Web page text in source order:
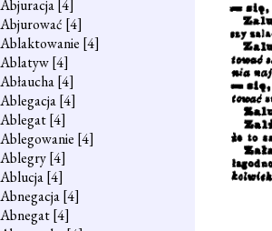
Abjuracja[4]
Abjurować [4]
Ablaktowanie [4]
Ablatyw[4]
Abłaucha[4]
Ablegacja[4]
Ablegat[4]
Ablegowanie [4]
Ablegry[4]
Ablucja[4]
Abnegacja[4]
Abnegat[4]